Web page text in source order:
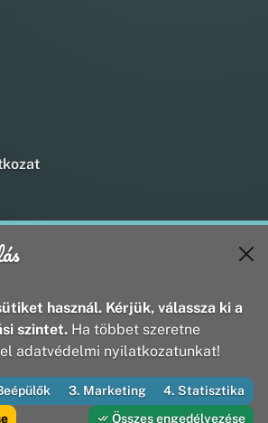
u.18.
Bt. — Minden jog fenntartva
használ. Kérjük, válassza ki a
szintet. Ha többet szeretne
adatvédelmi nyilatkozatunkat!
3. Marketing
4. Statisztika
Összes engedélyezése